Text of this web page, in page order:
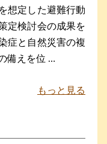
想定した避難行動
定検討会の成果を
症と自然災害の複
備えを位 …
もっと見る